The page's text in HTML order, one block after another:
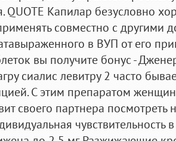
QUOTE Капилар безусловно
совместно с другими
в ВУП от его
вы получите бонус -
сиалис левитру 2 часто
С этим препаратом
своего партнера
чувствительность